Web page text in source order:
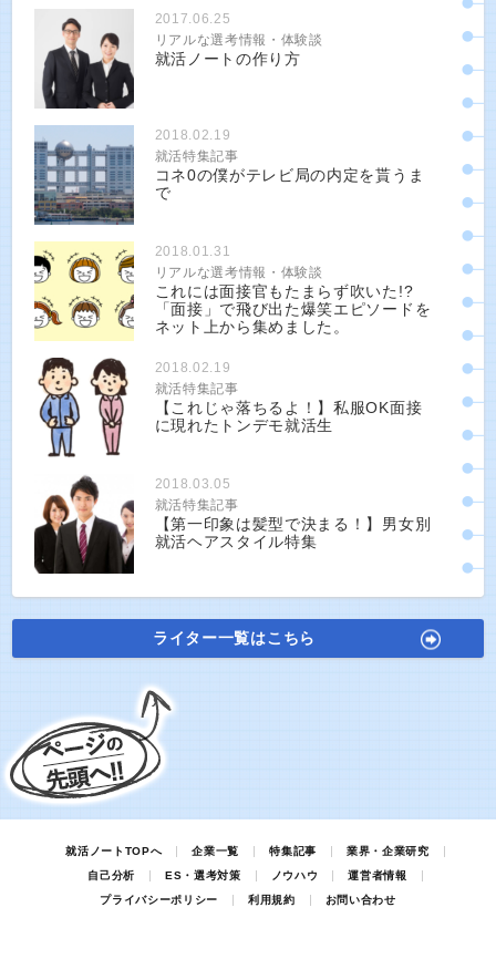
2017.06.25
リアルな選考情報・体験談
就活ノートの作り方
2018.02.19
就活特集記事
コネ0の僕がテレビ局の内定を貰うま
で
2018.01.31
リアルな選考情報・体験談
これには面接官もたまらず吹いた!?
「面接」で飛び出た爆笑エピソードを
ネット上から集めました。
2018.02.19
就活特集記事
【これじゃ落ちるよ！】私服OK面接
に現れたトンデモ就活生
2018.03.05
就活特集記事
【第一印象は髪型で決まる！】男女別
就活ヘアスタイル特集
ライター一覧はこちら
就活ノートTOPへ 企業一覧 特集記事
業界・企業研究
自己分析
ES・選考対策 ノウハウ
運営者情報
プライバシーポリシー
利用規約 お問い合わせ